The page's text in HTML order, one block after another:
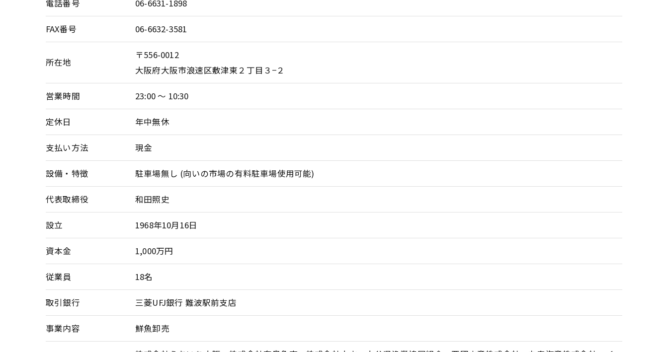
電話番号 06-6631-1898
FAX番号 06-6632-3581
所在地
〒556-0012
大阪府大阪市浪速区敷津東２丁目３−２
営業時間 23:00 ～ 10:30
定休日 年中無休
支払い方法 現金
設備・特徴 駐車場無し (向いの市場の有料駐車場使用可能)
代表取締役 和田照史
設立 1968年10月16日
資本金 1,000万円
従業員 18名
取引銀行 三菱UFJ銀行 難波駅前支店
事業内容 鮮魚卸売